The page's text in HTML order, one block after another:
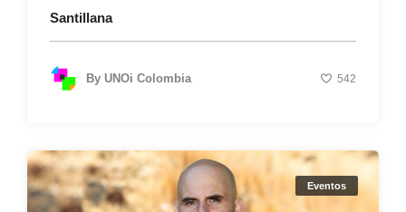
Santillana
By UNOi Colombia 542
Eventos